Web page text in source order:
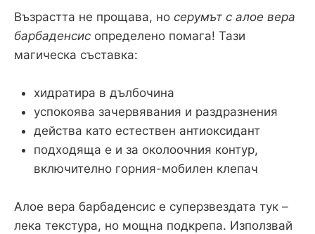
Възрастта не прощава, но серумът с алое вера
барбаденсис определено помага! Тази
магическа съставка:
хидратира в дълбочина
успокоява зачервявания и раздразнения
действа като естествен антиоксидант
подходяща е и за околоочния контур,
включително горния-мобилен клепач
Алое вера барбаденсис е суперзвездата тук –
лека текстура, но мощна подкрепа. Използвай